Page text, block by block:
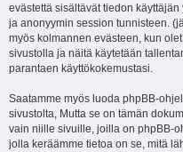
evästettä sisältävät tiedon
ja anonyymin session tunnisteen.
myös kolmannen evästeen, kun
sivustolla ja näitä käytetään
parantaen käyttökokemustasi.
Saatamme myös luoda phpBB-
sivustolta, Mutta se on tämän
vain niille sivuille, joilla on phpBB-
jolla keräämme tietoa on se, mitä